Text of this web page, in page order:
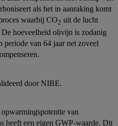
als het in aanraking komt
waarbij CO2 uit de lucht
hoeveelheid olivijn is zodanig
periode van 64 jaar net zoveel
door NIBE.
van
heeft een eigen GWP-waarde. Dit
gepersonaliseerde reclame
gehashte e-mailadres ook
identifiers of met identifiers
toegewezen.
dan kunnen retargeting
door het product in
kunnen op
binnen verschillende Lidl-